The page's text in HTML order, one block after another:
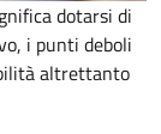
dotarsi di
i punti deboli
altrettanto